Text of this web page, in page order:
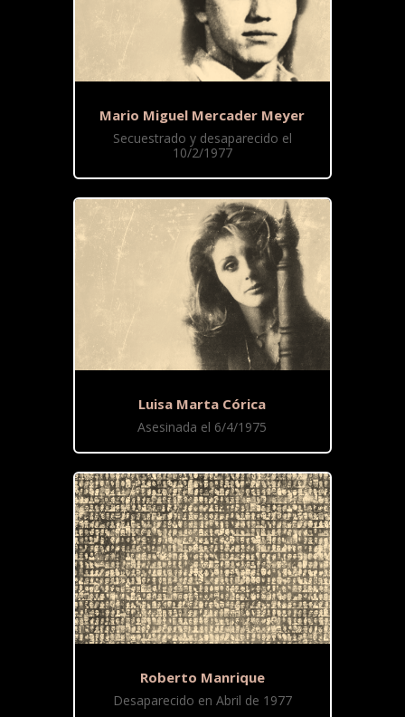
Mario Miguel Mercader Meyer
Secuestrado y desaparecido el
10/2/1977
Luisa Marta Córica
Asesinada el 6/4/1975
Roberto Manrique
Desaparecido en Abril de 1977